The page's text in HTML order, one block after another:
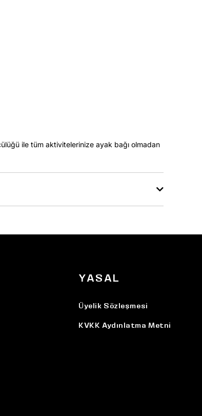
ile tüm aktivitelerinize ayak bağı olmadan
YASAL
Üyelik Sözleşmesi
KVKK Aydınlatma Metni